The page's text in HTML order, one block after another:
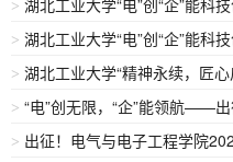
活动周启动仪式顺利举行
> 湖北工业大学“电”创“企”能科
公司
> 湖北工业大学“电”创“企”能科
> 湖北工业大学“精神永续，匠
活动
> “电”创无限，“企”能领航——
> 出征！电气与电子工程学院